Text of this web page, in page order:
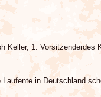
Keller, 1.
in Deutschland